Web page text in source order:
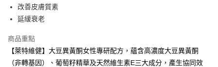
169818283 戶口名稱 : Wright Life Pharmaceuticaal Limited 客服
順豐快遞
每筆HK$50.00，滿HK$300.00或以上免運費
內地及澳門
改善皮膚質素
延緩衰老
商品重點
【萊特維健】大豆異黃酮女性專研配方，蘊含高濃度大豆異黃酮
（非轉基因）、葡萄籽精華及天然維生素E三大成分，產生協同效